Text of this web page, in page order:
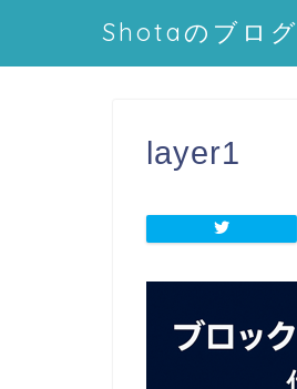
Shotaのブログ
layer1